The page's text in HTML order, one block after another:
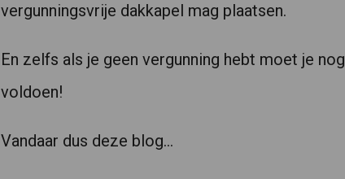
vergunningsvrije dakkapel mag plaatsen.
En zelfs als je geen vergunning hebt moet je
voldoen!
Vandaar dus deze blog…